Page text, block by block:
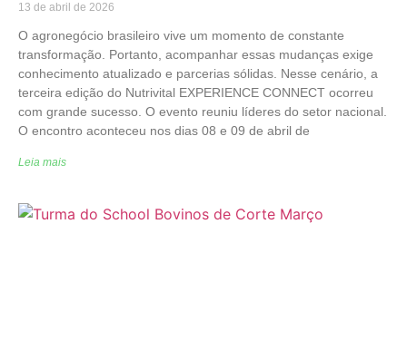
13 de abril de 2026
O agronegócio brasileiro vive um momento de constante
transformação. Portanto, acompanhar essas mudanças exige
conhecimento atualizado e parcerias sólidas. Nesse cenário, a
terceira edição do Nutrivital EXPERIENCE CONNECT ocorreu
com grande sucesso. O evento reuniu líderes do setor nacional.
O encontro aconteceu nos dias 08 e 09 de abril de
Leia mais